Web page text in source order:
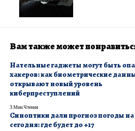
Вам также может
Нательные гаджеты могут быть
хакеров: как биометрические
открывают новый уровень
киберпреступлений
3 Мин Чтения
Синоптики дали прогноз погоды на
сегодня: где будет до +17